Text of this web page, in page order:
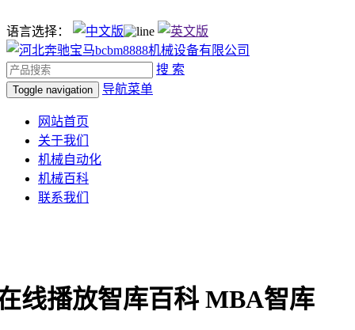
语言选择：
搜 索
Toggle navigation 导航菜单
网站首页
关于我们
机械自动化
机械百科
联系我们
线播放智库百科 MBA智库